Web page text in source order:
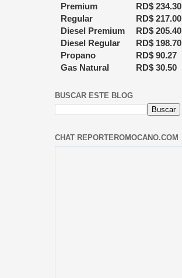
Premium
RD$ 234.30
Regular
RD$ 217.00
Diesel Premium
RD$ 205.40
Diesel Regular
RD$ 198.70
Propano
RD$ 90.27
Gas Natural
RD$ 30.50
BUSCAR ESTE BLOG
CHAT REPORTEROMOCANO.COM